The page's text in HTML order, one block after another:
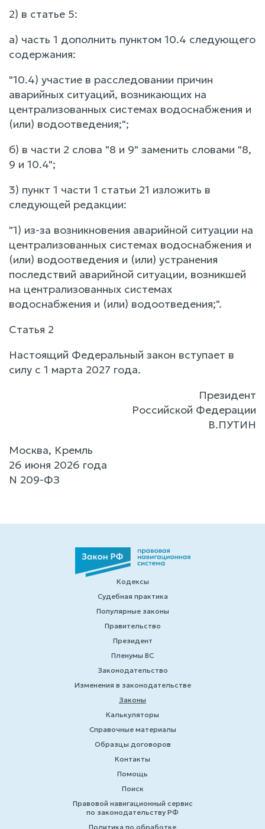
2) в статье 5:
а) часть 1 дополнить пунктом 10.4 следующего
содержания:
"10.4) участие в расследовании причин
аварийных ситуаций, возникающих на
централизованных системах водоснабжения и
(или) водоотведения;";
б) в части 2 слова "8 и 9" заменить словами "8,
9 и 10.4";
3) пункт 1 части 1 статьи 21 изложить в
следующей редакции:
"1) из-за возникновения аварийной ситуации на
централизованных системах водоснабжения и
(или) водоотведения и (или) устранения
последствий аварийной ситуации, возникшей
на централизованных системах
водоснабжения и (или) водоотведения;".
Статья 2
Настоящий Федеральный закон вступает в
силу с 1 марта 2027 года.
Президент
Российской Федерации
В.ПУТИН
Москва, Кремль
26 июня 2026 года
N 209-ФЗ
Кодексы
Судебная практика
Популярные законы
Правительство
Президент
Пленумы ВС
Законодательство
Изменения в законодательстве
Законы
Калькуляторы
Справочные материалы
Образцы договоров
Контакты
Помощь
Поиск
Правовой навигационный сервис
по законодательству РФ
Политика по обработке